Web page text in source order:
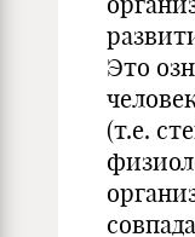
Это
(т.е.